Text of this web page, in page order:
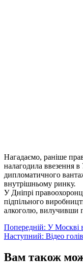
Нагадаємо, раніше
налагодила ввезення
дипломатичного
внутрішньому ринку.
У Дніпрі
підпільного
алкоголю, вилучивши
Навігація
записів
Попередній: У Москві
Наступний: Відео
Вам також